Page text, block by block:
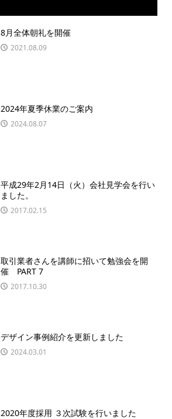
8月全体朝礼を開催
2021.08.09
2024年夏季休業のご案内
2024.08.07
平成29年2月14日（火）会社見学会を行い
ました。
2017.02.15
取引業者さんを講師に招いて勉強会を開
催 PART 7
2017.10.30
デザイン事例紹介を更新しました
2024.03.01
2020年度採用 ３次試験を行いました